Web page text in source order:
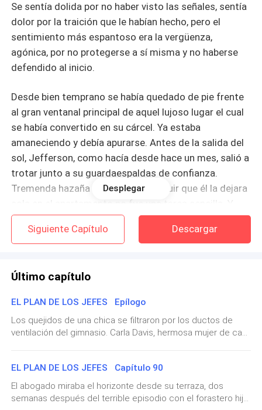
Se sentía dolida por no haber visto las señales, sentía
dolor por la traición que le habían hecho, pero el
sentimiento más espantoso era la vergüenza,
agónica, por no protegerse a sí misma y no haberse
defendido al inicio.
Desde bien temprano se había quedado de pie frente
al gran ventanal principal de aquel lujoso lugar el cual
se había convertido en su cárcel. Ya estaba
amaneciendo y debía apurarse. Antes de la salida del
sol, Jefferson, como hacía desde hace un mes, salió a
trotar junto a su guardaespaldas de confianza.
Tremenda hazaña la de ella, conseguir que él la dejara
sola en el apartamento no fue una tarea sencilla. Y
pensando en eso, miró su reloj de muñeca, solo tenía
—como mucho— un par de horas para escapar.
manejar, metió lo esencial y dejó fuera todo lo
necesitar. Tomó sus llaves, vigiló el pasillo exterior
para corroborar que todo estuviese según sus
cálculos. Se fue hasta el depósito de basura, lanzó su
Con pasos rápidos y sigilosos para que nadie la viera,
sobre todo el personal que trabajaba para Smith, salió
Desplegar
Siguiente Capítulo Descargar
Último capítulo
EL PLAN DE LOS JEFES Epílogo
Los quejidos de una chica se filtraron por los ductos de
ventilación del gimnasio. Carla Davis, hermosa mujer de casi
asiáticos, mezclados con sangre y raíces inglesas, se
apartó del agua de la ducha para escuchar mejor el bullicio
que parecía envolverla o caerle encima. Era de noche,
términos de diciembre. Carla ya llevaba tiempo sin poder
EL PLAN DE LOS JEFES Capítulo 90
El abogado miraba el horizonte desde su terraza, dos
semanas después del terrible episodio con el forastero hijo